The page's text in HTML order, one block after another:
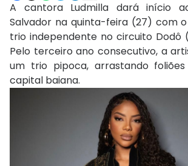
A cantora Ludmilla dará início
Salvador na quinta-feira (27) com o
trio independente no circuito Dodô
Pelo terceiro ano consecutivo, a
um trio pipoca, arrastando
capital baiana.